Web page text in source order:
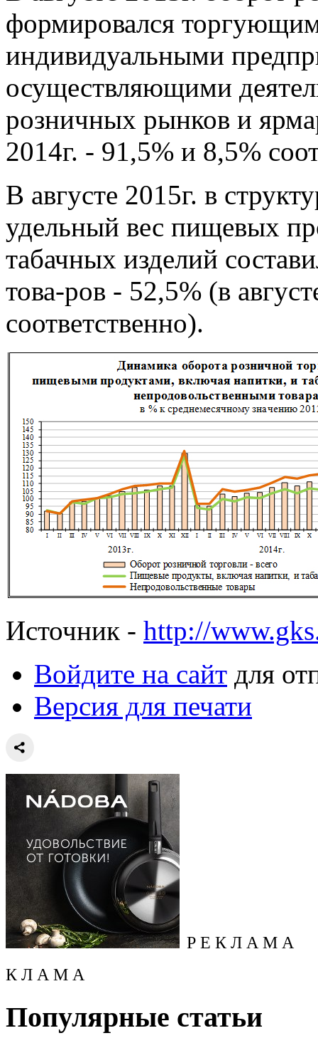
формировался
индивидуальными
осуществляющими
розничных рынков и
2014г. - 91,5% и 8,5%
В августе 2015г. в
удельный вес пищевых
табачных изделий
това-ров - 52,5% (в
соответственно).
Источник - http://
Войдите на сайт для
Версия для печати
Р Е К Л А М А
К Л А М А
Популярные статьи